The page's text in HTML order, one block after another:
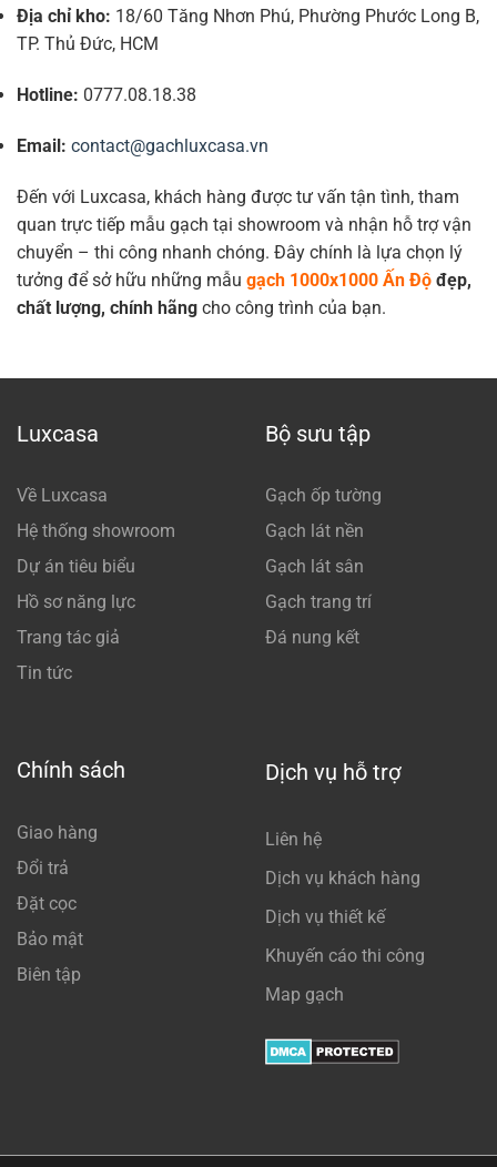
Địa chỉ kho: 18/60 Tăng Nhơn Phú, Phường Phước Long B,
TP. Thủ Đức, HCM
Hotline: 0777.08.18.38
Email: contact@gachluxcasa.vn
Đến với Luxcasa, khách hàng được tư vấn tận tình, tham
quan trực tiếp mẫu gạch tại showroom và nhận hỗ trợ vận
chuyển – thi công nhanh chóng. Đây chính là lựa chọn lý
tưởng để sở hữu những mẫu gạch 1000x1000 Ấn Độ đẹp,
chất lượng, chính hãng cho công trình của bạn.
Luxcasa
Về Luxcasa
Hệ thống showroom
Dự án tiêu biểu
Hồ sơ năng lực
Trang tác giả
Tin tức
Bộ sưu tập
Gạch ốp tường
Gạch lát nền
Gạch lát sân
Gạch trang trí
Đá nung kết
Chính sách
Giao hàng
Đổi trả
Đặt cọc
Bảo mật
Biên tập
Dịch vụ hỗ trợ
Liên hệ
Dịch vụ khách hàng
Dịch vụ thiết kế
Khuyến cáo thi công
Map gạch